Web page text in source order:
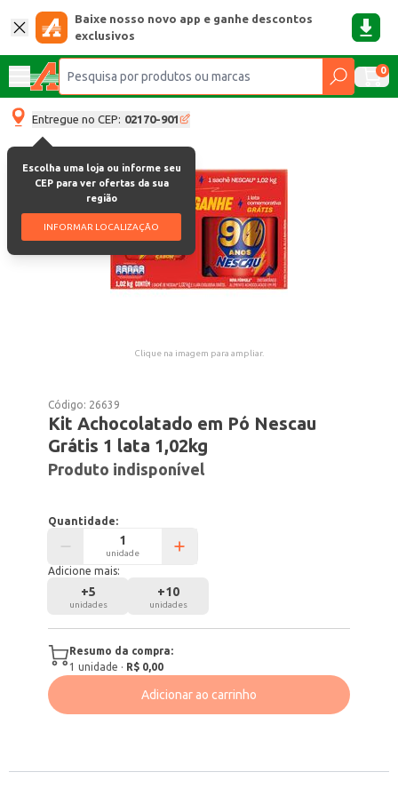
Baixe nosso novo app e ganhe descontos
exclusivos
0
Entregue no CEP: 02170-901
Escolha uma loja ou informe seu
CEP para ver ofertas da sua
região
INFORMAR LOCALIZAÇÃO
Clique na imagem para ampliar.
Código: 26639
Kit Achocolatado em Pó Nescau
Grátis 1 lata 1,02kg
Produto indisponível
Quantidade:
unidade
Adicione mais:
+5
unidades
+10
unidades
Resumo da compra:
1 unidade · R$ 0,00
Adicionar ao carrinho